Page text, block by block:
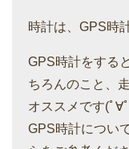
時計は、GPS時
GPS時計をする
ちろんのこと、
オススメです(ﾟ∀
GPS時計につい